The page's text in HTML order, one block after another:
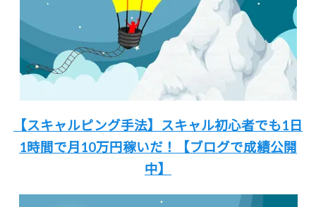
【スキャルピング手法】 スキャル初心者でも1日
1時間で月10万円稼いだ！
【ブログで成績公開
中】